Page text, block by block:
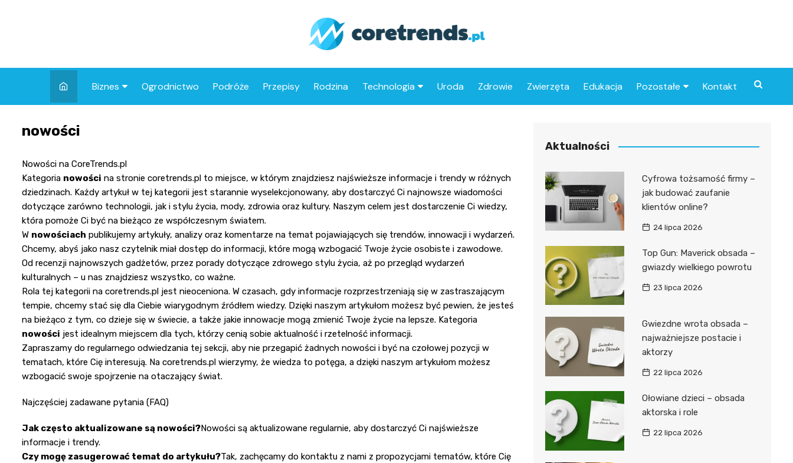
Biznes Ogrodnictwo Podróże Przepisy Rodzina Technologia Uroda Zdrowie Zwierzęta Edukacja Pozostałe Kontakt
nowości
Nowości na CoreTrends.pl
Kategoria nowości na stronie coretrends.pl to miejsce, w którym znajdziesz najświeższe informacje i trendy w różnych
dziedzinach. Każdy artykuł w tej kategorii jest starannie wyselekcjonowany, aby dostarczyć Ci najnowsze wiadomości
dotyczące zarówno technologii, jak i stylu życia, mody, zdrowia oraz kultury. Naszym celem jest dostarczenie Ci wiedzy,
która pomoże Ci być na bieżąco ze współczesnym światem.
W nowościach publikujemy artykuły, analizy oraz komentarze na temat pojawiających się trendów, innowacji i wydarzeń.
Chcemy, abyś jako nasz czytelnik miał dostęp do informacji, które mogą wzbogacić Twoje życie osobiste i zawodowe.
Od recenzji najnowszych gadżetów, przez porady dotyczące zdrowego stylu życia, aż po przegląd wydarzeń
kulturalnych – u nas znajdziesz wszystko, co ważne.
Rola tej kategorii na coretrends.pl jest nieoceniona. W czasach, gdy informacje rozprzestrzeniają się w zastraszającym
tempie, chcemy stać się dla Ciebie wiarygodnym źródłem wiedzy. Dzięki naszym artykułom możesz być pewien, że jesteś
na bieżąco z tym, co dzieje się w świecie, a także jakie innowacje mogą zmienić Twoje życie na lepsze. Kategoria
nowości jest idealnym miejscem dla tych, którzy cenią sobie aktualność i rzetelność informacji.
Zapraszamy do regularnego odwiedzania tej sekcji, aby nie przegapić żadnych nowości i być na czołowej pozycji w
tematach, które Cię interesują. Na coretrends.pl wierzymy, że wiedza to potęga, a dzięki naszym artykułom możesz
wzbogacić swoje spojrzenie na otaczający świat.
Najczęściej zadawane pytania (FAQ)
Jak często aktualizowane są nowości?Nowości są aktualizowane regularnie, aby dostarczyć Ci najświeższe
informacje i trendy.
Czy mogę zasugerować temat do artykułu?Tak, zachęcamy do kontaktu z nami z propozycjami tematów, które Cię
Aktualności
Cyfrowa tożsamość firmy –
jak budować zaufanie
klientów online?
24 lipca 2026
Top Gun: Maverick obsada –
gwiazdy wielkiego powrotu
23 lipca 2026
Gwiezdne wrota obsada –
najważniejsze postacie i
aktorzy
22 lipca 2026
Ołowiane dzieci – obsada
aktorska i role
22 lipca 2026